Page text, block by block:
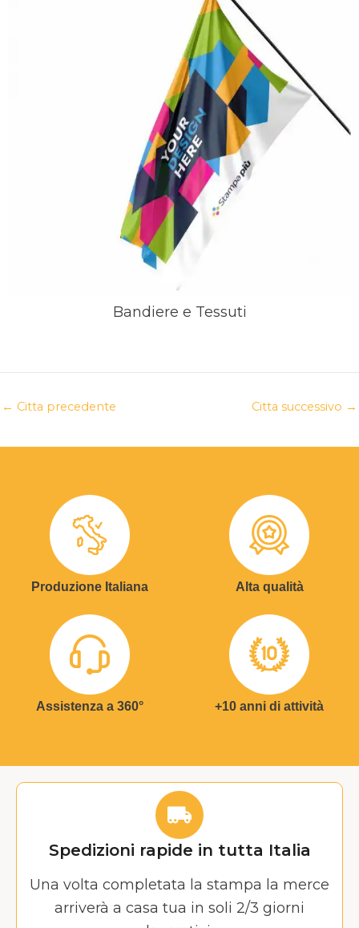
Bandiere e Tessuti
← Citta precedente Citta successivo →
Produzione Italiana Alta qualità
Assistenza a 360° +10 anni di attività
Spedizioni rapide in tutta Italia
Una volta completata la stampa la merce
arriverà a casa tua in soli 2/3 giorni